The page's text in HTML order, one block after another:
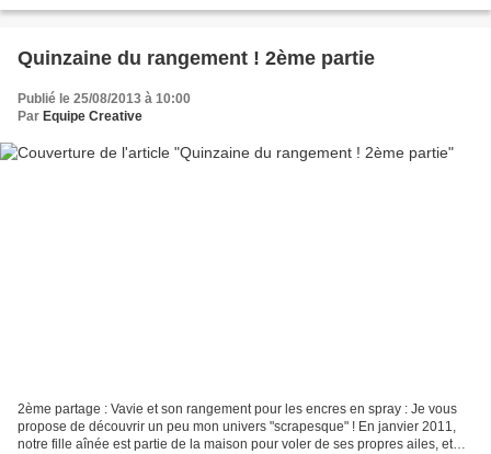
Quinzaine du rangement ! 2ème partie
Publié le 25/08/2013 à 10:00
Par Equipe Creative
2ème partage : Vavie et son rangement pour les encres en spray : Je vous
propose de découvrir un peu mon univers "scrapesque" ! En janvier 2011,
notre fille aînée est partie de la maison pour voler de ses propres ailes, et